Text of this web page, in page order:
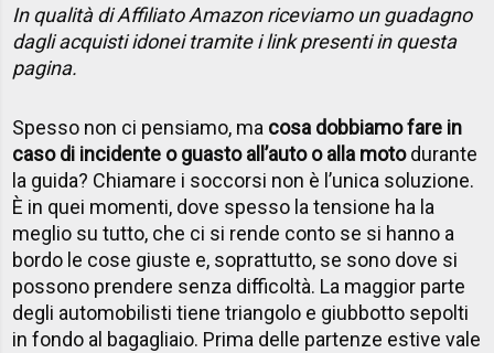
In qualità di Affiliato Amazon riceviamo un guadagno
dagli acquisti idonei tramite i link presenti in questa
pagina.
Spesso non ci pensiamo, ma cosa dobbiamo fare in
caso di incidente o guasto all’auto o alla motodurante
la guida? Chiamare i soccorsi non è l’unica soluzione.
È in quei momenti, dove spesso la tensione ha la
meglio su tutto, che ci si rende conto se si hanno a
bordo le cose giuste e, soprattutto, se sono dove si
possono prendere senza difficoltà. La maggior parte
degli automobilisti tiene triangolo e giubbotto sepolti
in fondo al bagagliaio. Prima delle partenze estive vale